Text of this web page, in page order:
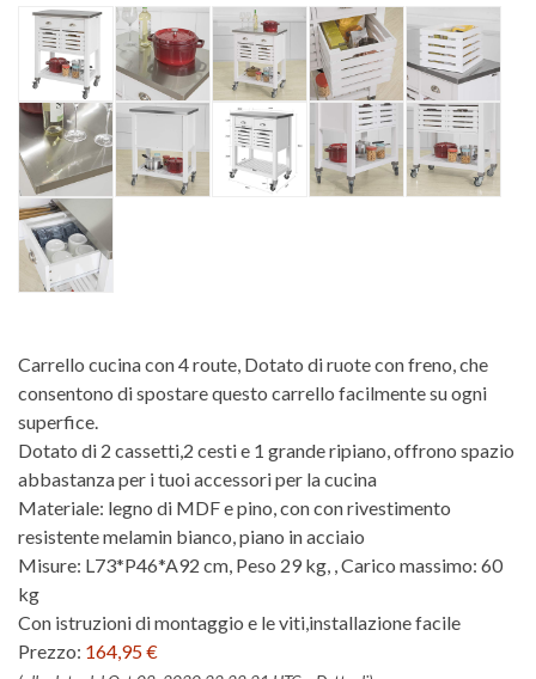
Carrello cucina con 4 route, Dotato di ruote con freno, che
consentono di spostare questo carrello facilmente su ogni
superfice.
Dotato di 2 cassetti,2 cesti e 1 grande ripiano, offrono spazio
abbastanza per i tuoi accessori per la cucina
Materiale: legno di MDF e pino, con con rivestimento
resistente melamin bianco, piano in acciaio
Misure: L73*P46*A92 cm, Peso 29 kg, , Carico massimo: 60
kg
Con istruzioni di montaggio e le viti,installazione facile
Prezzo: 164,95 €